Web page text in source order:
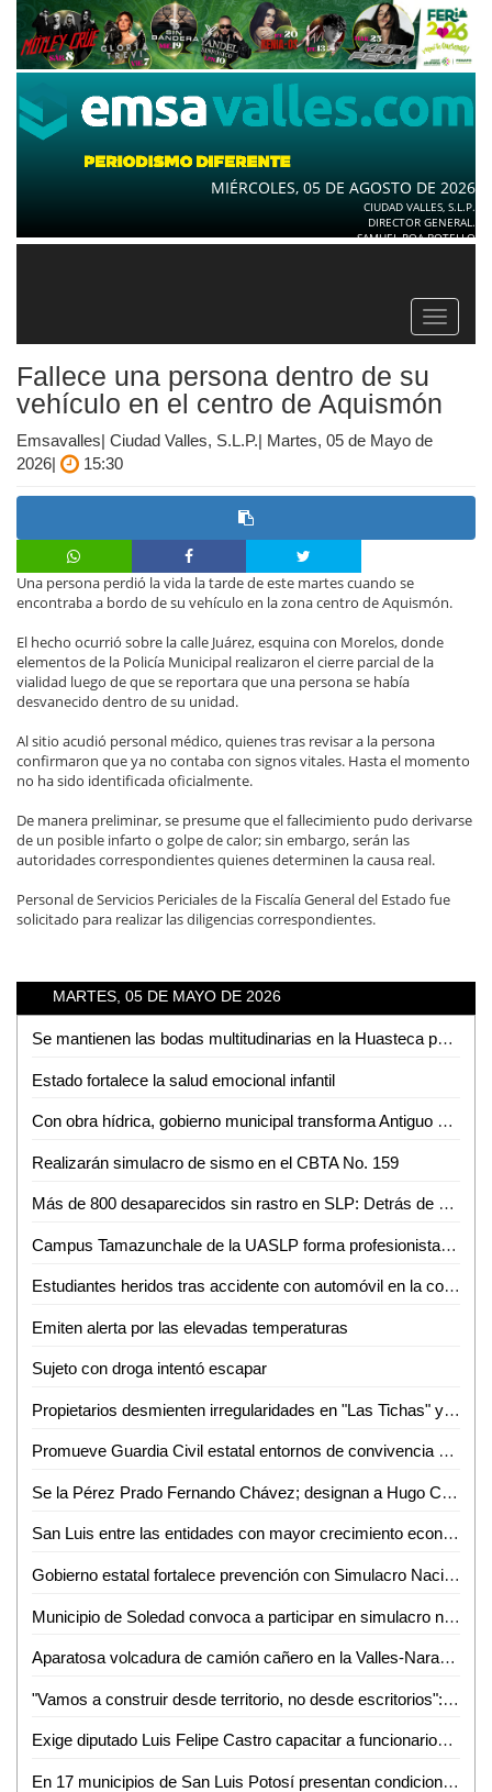
MIÉRCOLES, 05 DE AGOSTO DE 2026
CIUDAD VALLES, S.L.P.
DIRECTOR GENERAL.
SAMUEL ROA BOTELLO
Toggle
Fallece una persona dentro de su
vehículo en el centro de Aquismón
Emsavalles| Ciudad Valles, S.L.P.| Martes, 05 de Mayo de
2026|
15:30
Una persona perdió la vida la tarde de este martes cuando se
encontraba a bordo de su vehículo en la zona centro de Aquismón.
El hecho ocurrió sobre la calle Juárez, esquina con Morelos, donde
elementos de la Policía Municipal realizaron el cierre parcial de la
vialidad luego de que se reportara que una persona se había
desvanecido dentro de su unidad.
Al sitio acudió personal médico, quienes tras revisar a la persona
confirmaron que ya no contaba con signos vitales. Hasta el momento
no ha sido identificada oficialmente.
De manera preliminar, se presume que el fallecimiento pudo derivarse
de un posible infarto o golpe de calor; sin embargo, serán las
autoridades correspondientes quienes determinen la causa real.
Personal de Servicios Periciales de la Fiscalía General del Estado fue
solicitado para realizar las diligencias correspondientes.
MARTES, 05 DE MAYO DE 2026
Se mantienen las bodas multitudinarias en la Huasteca pese a nuevas tendencias
Estado fortalece la salud emocional infantil
Con obra hídrica, gobierno municipal transforma Antiguo Tambolón
Realizarán simulacro de sismo en el CBTA No. 159
Más de 800 desaparecidos sin rastro en SLP: Detrás de cada número hay una historia pendiente
Campus Tamazunchale de la UASLP forma profesionistas preparados para enfrentar retos del ámbito financiero
Estudiantes heridos tras accidente con automóvil en la colonia Pueblo Nuevo
Emiten alerta por las elevadas temperaturas
Sujeto con droga intentó escapar
Propietarios desmienten irregularidades en "Las Tichas" y acusa de violencia al MHD
Promueve Guardia Civil estatal entornos de convivencia y fortalecimiento familiar en el altiplano
Se la Pérez Prado Fernando Chávez; designan a Hugo Contreras como delegado del PRI en San Luis
San Luis entre las entidades con mayor crecimiento económico
Gobierno estatal fortalece prevención con Simulacro Nacional
Municipio de Soledad convoca a participar en simulacro nacional este 6 de mayo
Aparatosa volcadura de camión cañero en la Valles-Naranjo; afortunadamente nadie salió herido
"Vamos a construir desde territorio, no desde escritorios": Morena rumbo al 2027
Exige diputado Luis Felipe Castro capacitar a funcionarios tras muerte de un perrito en Valles
En 17 municipios de San Luis Potosí presentan condiciones anormalmente secas